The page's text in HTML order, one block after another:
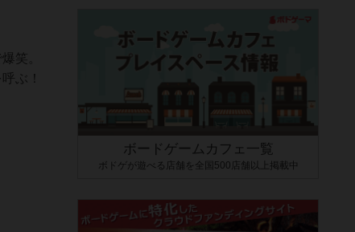
笑。
ぶ！
ボードゲームカフェ一覧
ボドゲが遊べる店舗を全国500店舗以上掲載中